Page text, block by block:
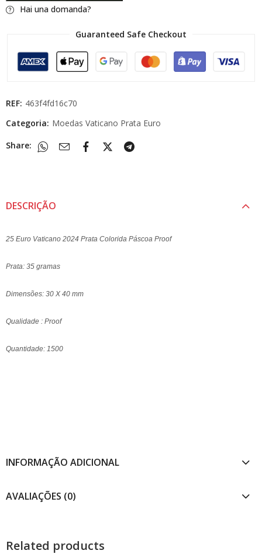
Hai una domanda?
Guaranteed Safe Checkout
REF: 463f4fd16c70
Categoria: Moedas Vaticano Prata Euro
Share:
DESCRIÇÃO
25 Euro Vaticano 2024 Prata Colorida Páscoa Proof
Prata: 35 gramas
Dimensões: 30 X 40 mm
Qualidade : Proof
Quantidade: 1500
INFORMAÇÃO ADICIONAL
AVALIAÇÕES (0)
Related products